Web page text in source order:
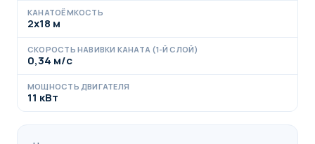
КАНАТОЁМКОСТЬ
2х18 м
СКОРОСТЬ НАВИВКИ КАНАТА (1-Й СЛОЙ)
0,34 м/с
МОЩНОСТЬ ДВИГАТЕЛЯ
11 кВт